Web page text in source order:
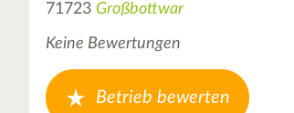
71723 Großbottwar
Keine Bewertungen
Betrieb bewerten